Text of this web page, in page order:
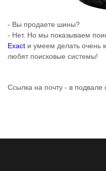
- Вы продаете шины?
- Нет. Но мы показываем
Exact и умеем делать очень
любят поисковые системы!
Ссылка на почту - в подвале